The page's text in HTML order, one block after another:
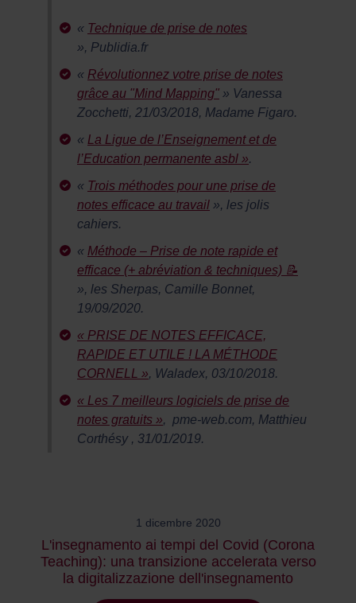
« Technique de prise de notes
», Publidia.fr
« Révolutionnez votre prise de notes
grâce au "Mind Mapping" » Vanessa
Zocchetti, 21/03/2018, Madame Figaro.
« La Ligue de l’Enseignement et de
l’Education permanente asbl ».
« Trois méthodes pour une prise de
notes efficace au travail », les jolis
cahiers.
« Méthode – Prise de note rapide et
efficace (+ abréviation & techniques) 📝
», les Sherpas, Camille Bonnet,
19/09/2020.
« PRISE DE NOTES EFFICACE,
RAPIDE ET UTILE ! LA MÉTHODE
CORNELL », Waladex, 03/10/2018.
« Les 7 meilleurs logiciels de prise de
notes gratuits », pme-web.com, Matthieu
Corthésy , 31/01/2019.
1 dicembre 2020
L'insegnamento ai tempi del Covid (Corona
Teaching): una transizione accelerata verso
la digitalizzazione dell'insegnamento